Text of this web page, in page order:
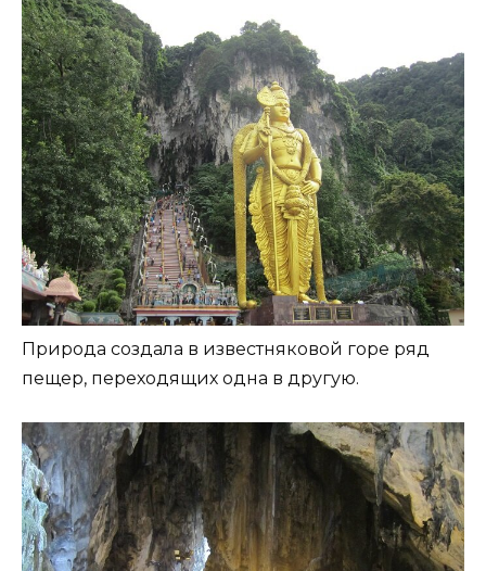
Природа создала в известняковой горе ряд
пещер, переходящих одна в другую.